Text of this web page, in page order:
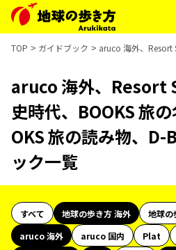
TOP ガイドブック aruco 海外、Resort
aruco 海外、Resort
史時代、BOOKS 旅
OKS 旅の読み物、
ック一覧
すべて 地球の歩き方 海外
地球の
aruco 海外
aruco 国内 Plat